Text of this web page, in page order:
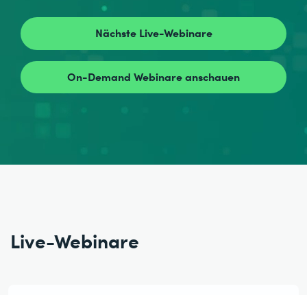
Nächste Live-Webinare
On-Demand Webinare anschauen
Live-Webinare